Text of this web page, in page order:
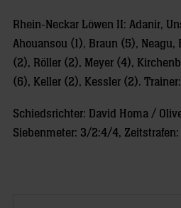
Rhein-Neckar Löwen II: Adanir,
Ahouansou (1), Braun (5),
(2), Röller (2), Meyer (4),
(6), Keller (2), Kessler (2).
Schiedsrichter: David Homa /
Siebenmeter: 3/2:4/4, Zeitstrafen: